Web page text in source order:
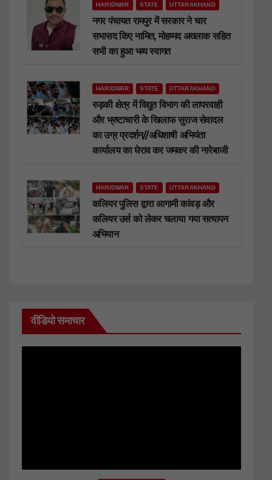
HARIDWAR STATE UTTARAKHAND
नगर पंचायत रामपुर में सरकार ने चार
सभासद किए नामित, मोहम्मद अख्लाक सहित
सभी का हुआ भव्य स्वागत
HARIDWAR STATE UTTARAKHAND
रुड़की क्षेत्र में विद्युत विभाग की लापरवाही
और भ्रष्टाचारी के खिलाफ सुराज सेवादल
का उग्र प्रदर्शन//अधिशाषी अभियंता
कार्यालय का घेराव कर जमकर की नारेबाजी
HARIDWAR STATE UTTARAKHAND
कलियर पुलिस द्वारा आगामी कांवड़ और
कलियर उर्स को लेकर चलाया गया सत्यापन
अभियान
वीडियो समाचार